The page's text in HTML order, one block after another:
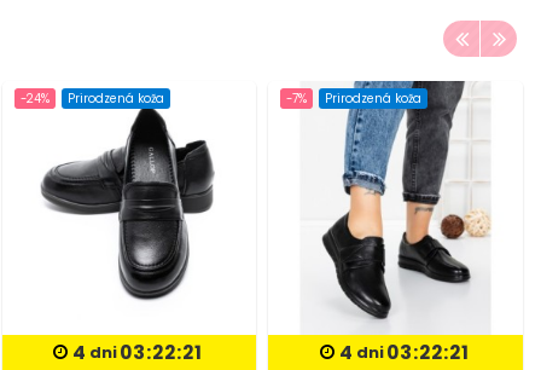
-24% Prirodzená koža
4 dni03:22:20
-7% Prirodzená koža
4 dni03:22:20